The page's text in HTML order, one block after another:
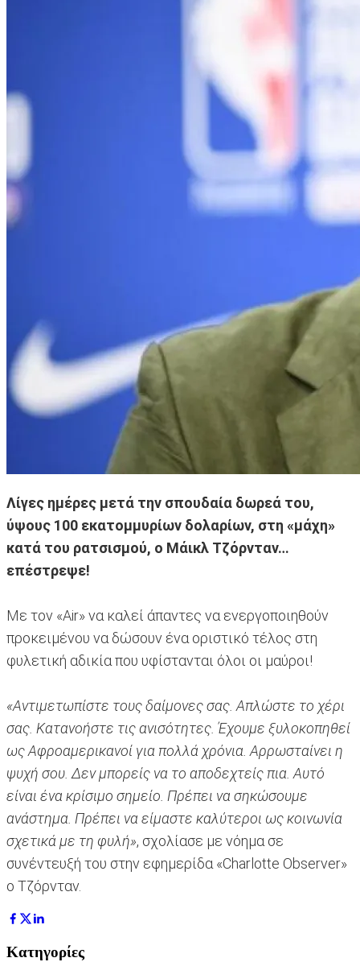
Λίγες ημέρες μετά την σπουδαία δωρεά του,
ύψους 100 εκατομμυρίων δολαρίων, στη «μάχη»
κατά του ρατσισμού, ο Μάικλ Τζόρνταν…
επέστρεψε!
Με τον «Air» να καλεί άπαντες να ενεργοποιηθούν
προκειμένου να δώσουν ένα οριστικό τέλος στη
φυλετική αδικία που υφίστανται όλοι οι μαύροι!
«Αντιμετωπίστε τους δαίμονες σας. Απλώστε το χέρι
σας. Κατανοήστε τις ανισότητες. Έχουμε ξυλοκοπηθεί
ως Αφροαμερικανοί για πολλά χρόνια. Αρρωσταίνει η
ψυχή σου. Δεν μπορείς να το αποδεχτείς πια. Αυτό
είναι ένα κρίσιμο σημείο. Πρέπει να σηκώσουμε
ανάστημα. Πρέπει να είμαστε καλύτεροι ως κοινωνία
σχετικά με τη φυλή», σχολίασε με νόημα σε
συνέντευξή του στην εφημερίδα «Charlotte Observer»
ο Τζόρνταν.
Κατηγορίες